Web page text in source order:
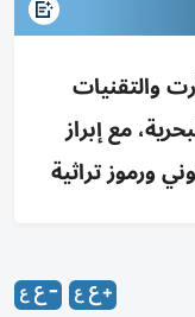
والتقنيات
مع إبراز
ورموز تراثية